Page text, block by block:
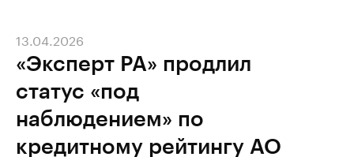
«Эксперт РА» продлил
статус «под
наблюдением» по
кредитному рейтингу АО
13.04.2026